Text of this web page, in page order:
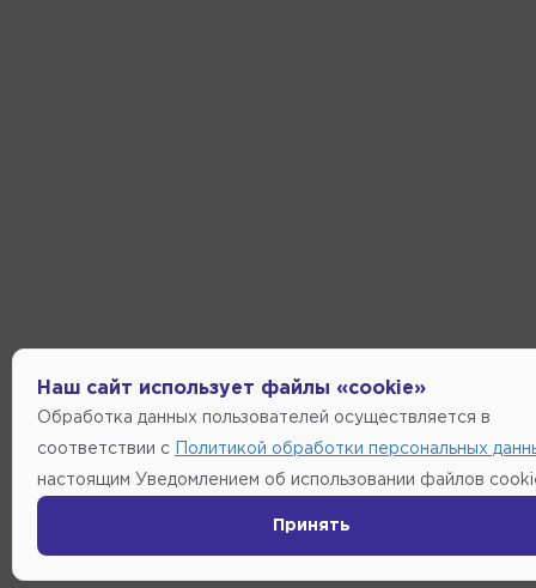
Наш сайт использует файлы «cookie»
Обработка данных пользователей осуществляется в
соответствии с Политикой обработки персональных
настоящим Уведомлением об использовании файлов
Принять